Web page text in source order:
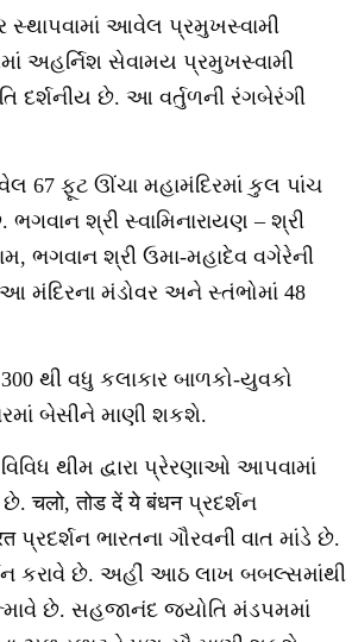
સ્થાપવામાં આવેલ પ્રમુખસ્વામી
અહર્નિશ સેવામય પ્રમુખસ્વામી
દર્શનીય છે. આ વર્તુળની રંગબેરંગી
67 ફૂટ ઊંચા મહામંદિરમાં કુલ પાંચ
શ્રી સ્વામિનારાયણ – શ્રી
ભગવાન શ્રી ઉમા-મહાદેવ વગેરેની
મંદિરના મંડોવર અને સ્તંભોમાં 48
થી વધુ કલાકાર બાળકો-યુવકો
બેસીને માણી શકશે.
થીમ દ્વારા પ્રેરણાઓ આપવામાં
चलो, तोड दें ये बंधन પ્રદર્શન
પ્રદર્શન ભારતના ગૌરવની વાત માંડે છે.
કરાવે છે. અહીં આઠ લાખ બબલ્સમાંથી
છે. સહજાનંદ જ્યોતિ મંડપમમાં